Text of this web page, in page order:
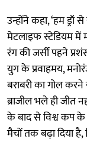
उन्होंने कहा, ‘हम ड्रॉ
मेटलाइफ स्टेडियम में
रंग की जर्सी पहने
युग के प्रवाहमय,
बराबरी का गोल
ब्राजील भले ही जीत
के बाद से विश्व कप
मैचों तक बढ़ा दिया